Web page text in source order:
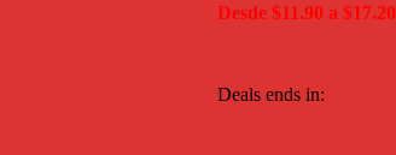
Desde $11.90 a $17.20
Deals ends in: